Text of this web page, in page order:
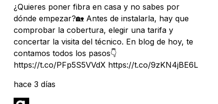
¿Quieres poner fibra en casa y no sabes por
dónde empezar?🏡 Antes de instalarla, hay que
comprobar la cobertura, elegir una tarifa y
concertar la visita del técnico. En blog de hoy, te
contamos todos los pasos👇
https://t.co/PFp5S5VVdX https://t.co/9zKN4jBE6L
hace 3 días